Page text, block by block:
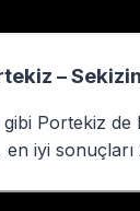
–
Portekiz de
iyi sonuçları